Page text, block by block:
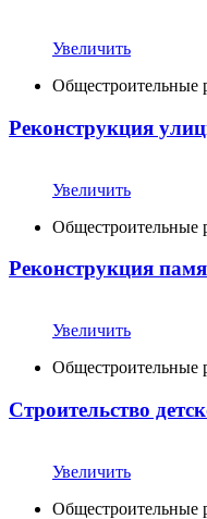
Увеличить
Общестроительные
Реконструкция
Увеличить
Общестроительные
Реконструкция
Увеличить
Общестроительные
Строительство
Увеличить
Общестроительные